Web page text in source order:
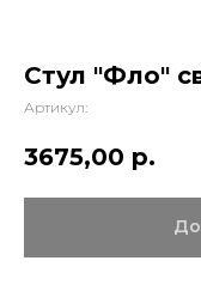
Стул "Фло"
Артикул:
3675,00 р.